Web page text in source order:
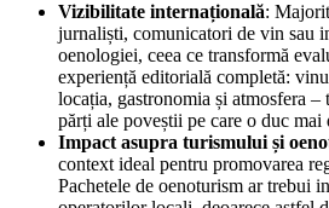
Vizibilitate internațională:
jurnaliști, comunicatori de vin sau
oenologiei, ceea ce transformă
experiență editorială completă:
locația, gastronomia și atmosfera –
părți ale poveștii pe care o duc mai
Impact asupra turismului și
context ideal pentru promovarea
Pachetele de oenoturism ar trebui